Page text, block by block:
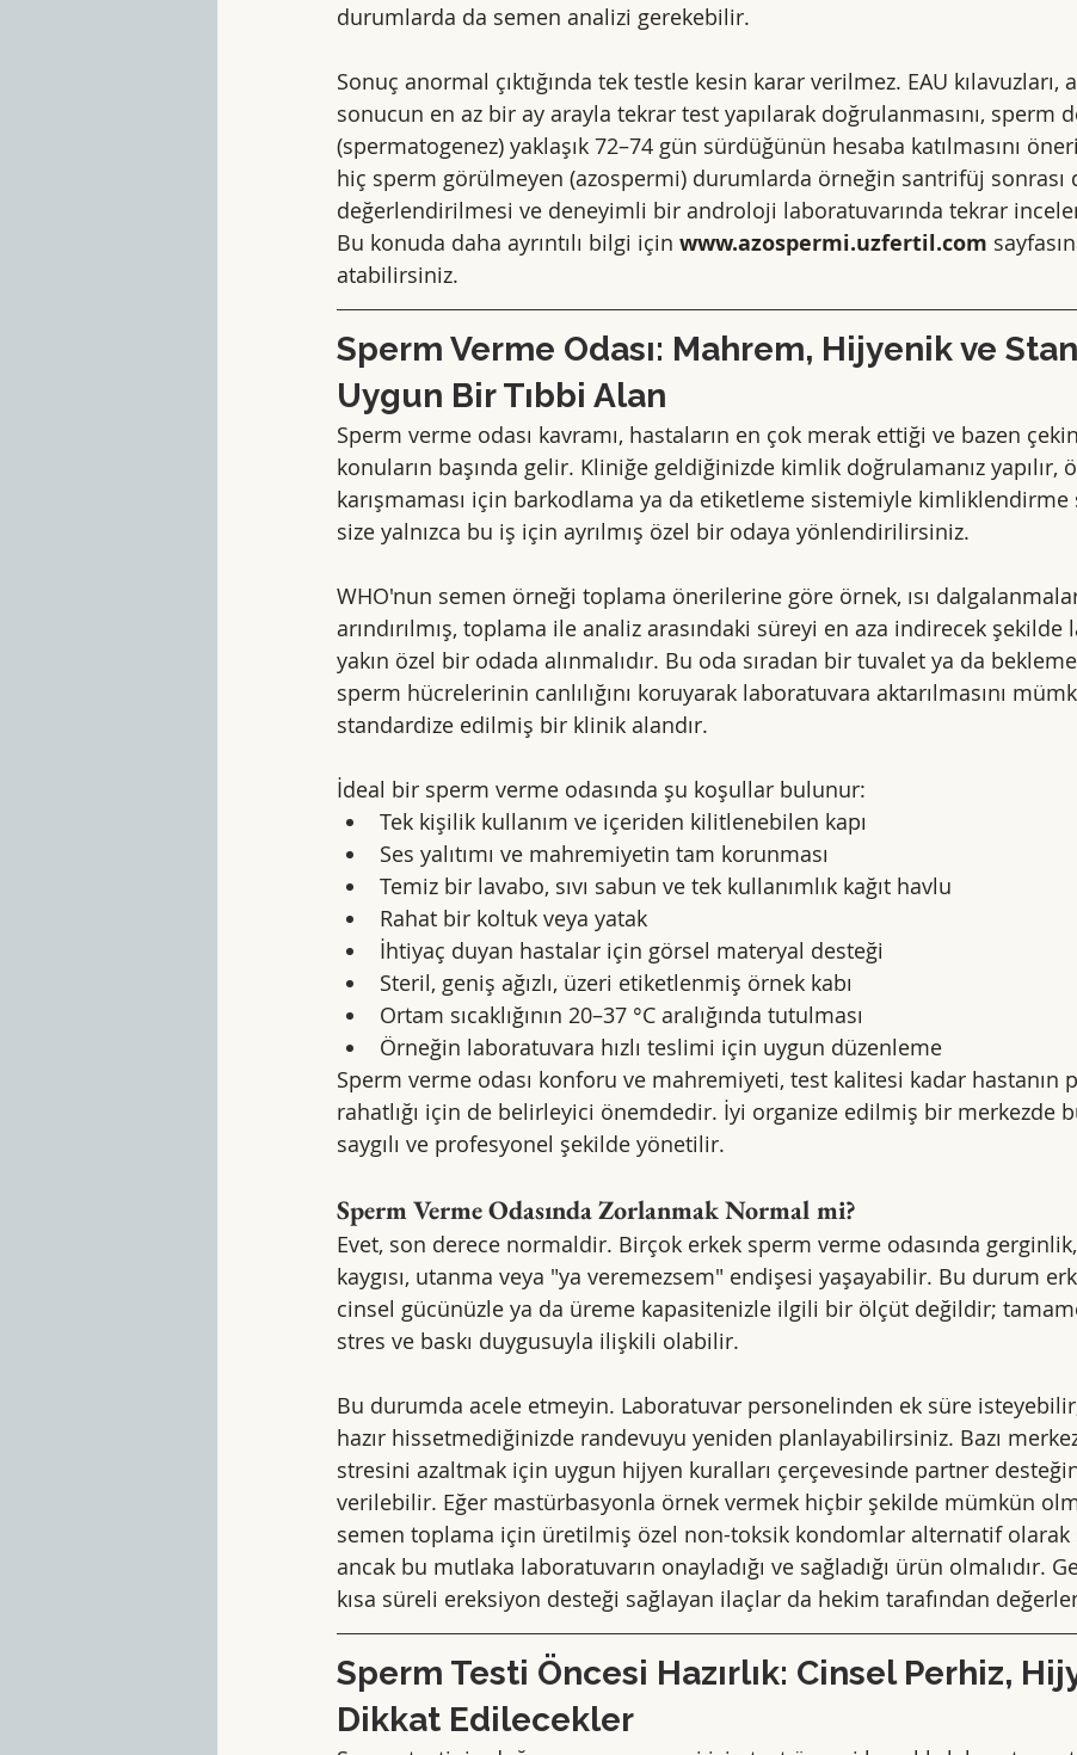
durumlarda da semen analizi gerekebilir.
Sonuç anormal çıktığında tek testle kesin karar verilmez. EAU kılavuzları,
sonucun en az bir ay arayla tekrar test yapılarak doğrulanmasını, sperm
(spermatogenez) yaklaşık 72–74 gün sürdüğünün hesaba katılmasını
hiç sperm görülmeyen (azospermi) durumlarda örneğin santrifüj sonrası
değerlendirilmesi ve deneyimli bir androloji laboratuvarında tekrar
Bu konuda daha ayrıntılı bilgi için www.azospermi.uzfertil.com
atabilirsiniz.
Sperm Verme Odası: Mahrem, Hijyenik ve
Uygun Bir Tıbbi Alan
Sperm verme odası kavramı, hastaların en çok merak ettiği ve bazen
konuların başında gelir. Kliniğe geldiğinizde kimlik doğrulamanız yapılır,
karışmaması için barkodlama ya da etiketleme sistemiyle kimliklendirme
size yalnızca bu iş için ayrılmış özel bir odaya yönlendirilirsiniz.
WHO'nun semen örneği toplama önerilerine göre örnek, ısı
arındırılmış, toplama ile analiz arasındaki süreyi en aza indirecek şekilde
yakın özel bir odada alınmalıdır. Bu oda sıradan bir tuvalet ya da
sperm hücrelerinin canlılığını koruyarak laboratuvara aktarılmasını
standardize edilmiş bir klinik alandır.
İdeal bir sperm verme odasında şu koşullar bulunur:
Tek kişilik kullanım ve içeriden kilitlenebilen kapı
Ses yalıtımı ve mahremiyetin tam korunması
Temiz bir lavabo, sıvı sabun ve tek kullanımlık kağıt havlu
Rahat bir koltuk veya yatak
İhtiyaç duyan hastalar için görsel materyal desteği
Steril, geniş ağızlı, üzeri etiketlenmiş örnek kabı
Ortam sıcaklığının 20–37 °C aralığında tutulması
Örneğin laboratuvara hızlı teslimi için uygun düzenleme
Sperm verme odası konforu ve mahremiyeti, test kalitesi kadar hastanın
rahatlığı için de belirleyici önemdedir. İyi organize edilmiş bir merkezde
saygılı ve profesyonel şekilde yönetilir.
Sperm Verme Odasında Zorlanmak Normal mi?
Evet, son derece normaldir. Birçok erkek sperm verme odasında
kaygısı, utanma veya "ya veremezsem" endişesi yaşayabilir. Bu durum
cinsel gücünüzle ya da üreme kapasitenizle ilgili bir ölçüt değildir;
stres ve baskı duygusuyla ilişkili olabilir.
Bu durumda acele etmeyin. Laboratuvar personelinden ek süre
hazır hissetmediğinizde randevuyu yeniden planlayabilirsiniz. Bazı
stresini azaltmak için uygun hijyen kuralları çerçevesinde partner
verilebilir. Eğer mastürbasyonla örnek vermek hiçbir şekilde mümkün
semen toplama için üretilmiş özel non-toksik kondomlar alternatif
ancak bu mutlaka laboratuvarın onayladığı ve sağladığı ürün olmalıdır.
kısa süreli ereksiyon desteği sağlayan ilaçlar da hekim tarafından
Sperm Testi Öncesi Hazırlık: Cinsel Perhiz,
Dikkat Edilecekler